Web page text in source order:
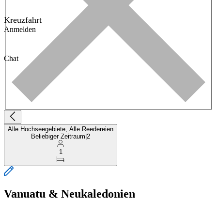
Kreuzfahrt
Anmelden
Chat
Alle Hochseegebiete, Alle Reedereien
Beliebiger Zeitraum 2
1
Vanuatu & Neukaledonien